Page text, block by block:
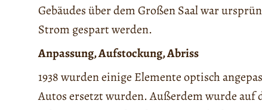
Gebäudes über dem Großen Saal war
Strom gespart werden.
Anpassung, Aufstockung, Abriss
1938 wurden einige Elemente optisch
Autos ersetzt wurden. Außerdem wurde auf